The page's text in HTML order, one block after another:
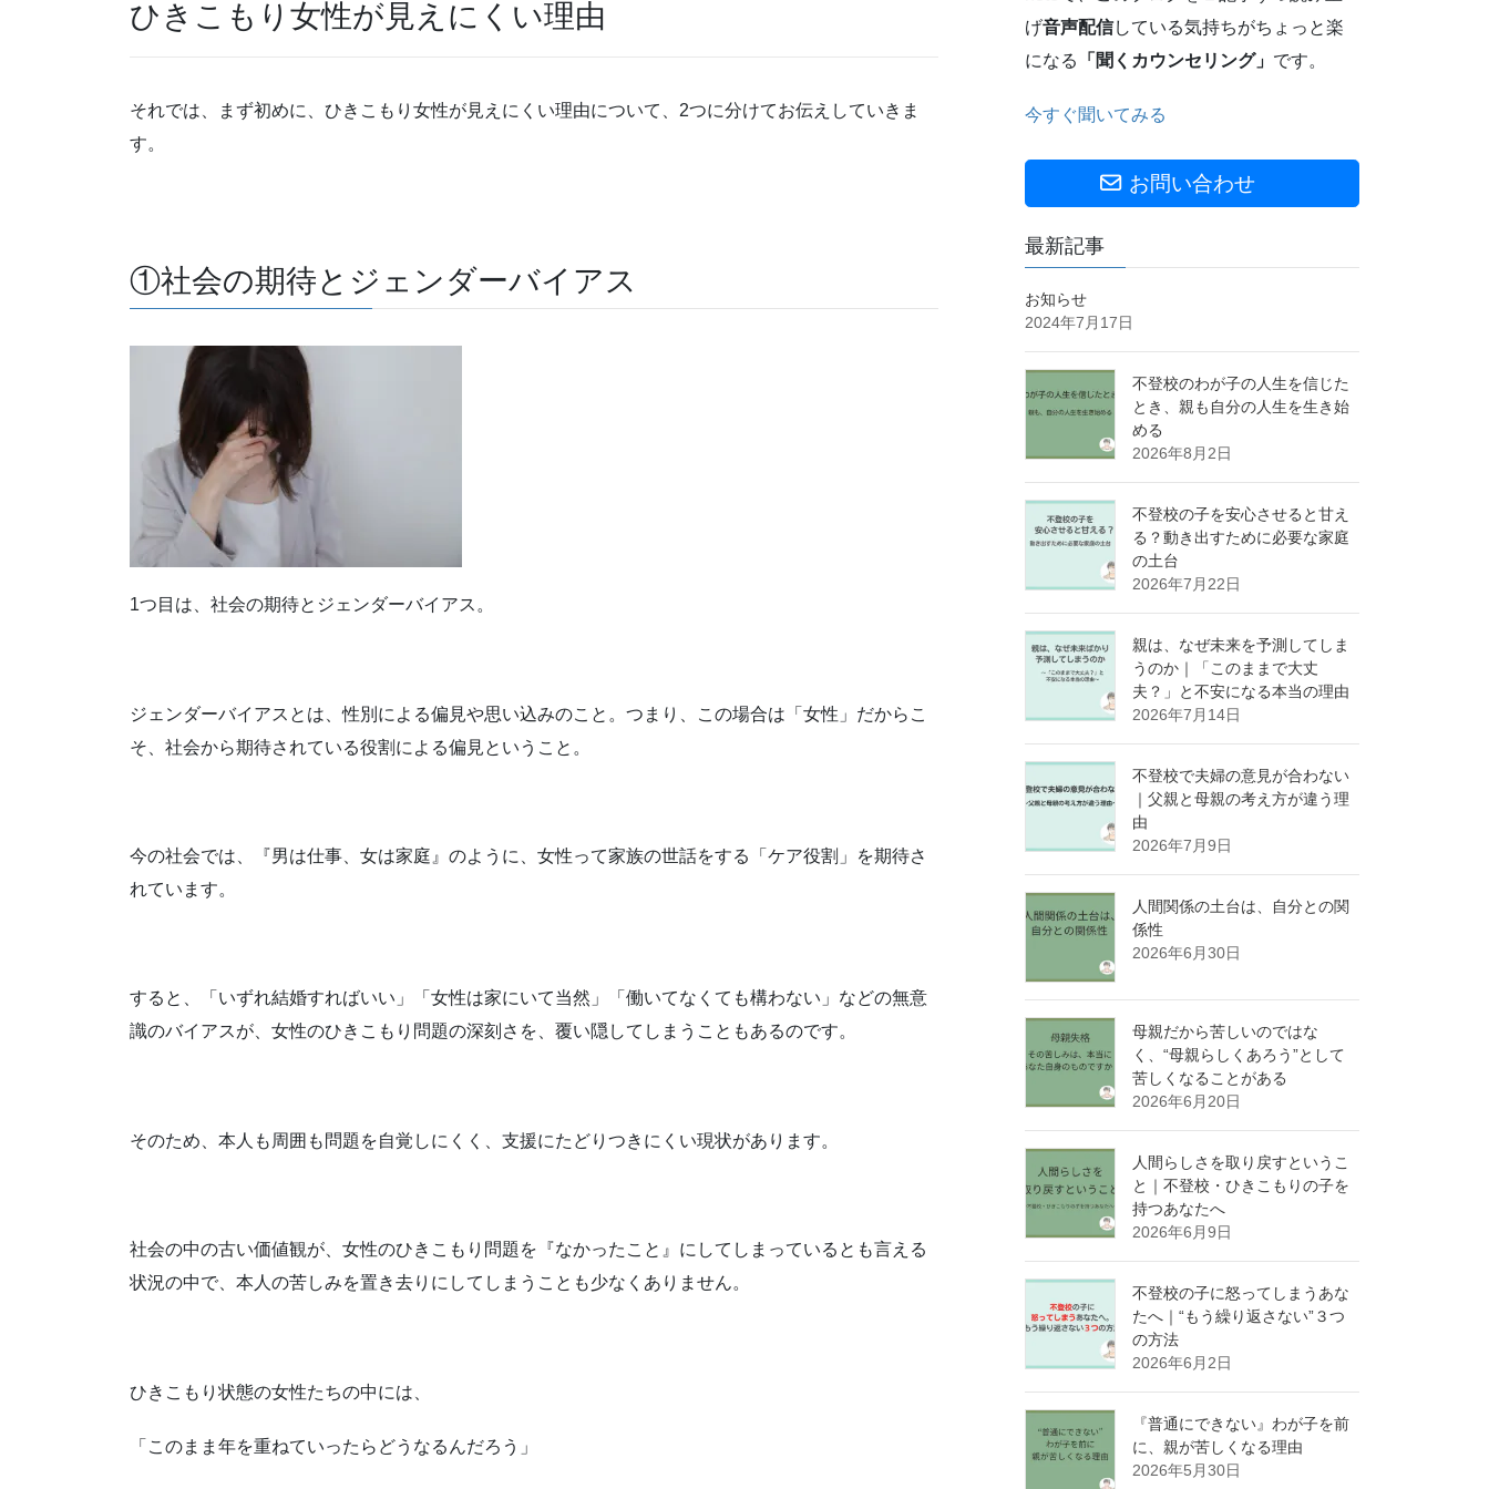
ひきこもり女性が見えにくい理由
それでは、まず初めに、ひきこもり女性が見えにくい理由について、2つに分けてお伝えしていきま
す。
①社会の期待とジェンダーバイアス
1つ目は、社会の期待とジェンダーバイアス。
ジェンダーバイアスとは、性別による偏見や思い込みのこと。つまり、この場合は「女性」だからこ
そ、社会から期待されている役割による偏見ということ。
今の社会では、『男は仕事、女は家庭』のように、女性って家族の世話をする「ケア役割」を期待さ
れています。
すると、「いずれ結婚すればいい」「女性は家にいて当然」「働いてなくても構わない」などの無意
識のバイアスが、女性のひきこもり問題の深刻さを、覆い隠してしまうこともあるのです。
そのため、本人も周囲も問題を自覚しにくく、支援にたどりつきにくい現状があります。
社会の中の古い価値観が、女性のひきこもり問題を『なかったこと』にしてしまっているとも言える
状況の中で、本人の苦しみを置き去りにしてしまうことも少なくありません。
ひきこもり状態の女性たちの中には、
「このまま年を重ねていったらどうなるんだろう」
げ音声配信している気持ちがちょっと楽
になる
「聞くカウンセリング」 です。
今すぐ聞いてみる
お問い合わせ
最新記事
お知らせ
2024年7月17日
不登校のわが子の人生を信じた
とき、親も自分の人生を生き始
める
2026年8月2日
不登校の子を安心させると甘え
る？動き出すために必要な家庭
の土台
2026年7月22日
親は、なぜ未来を予測してしま
うのか｜「このままで大丈
夫？」と不安になる本当の理由
2026年7月14日
不登校で夫婦の意見が合わない
｜父親と母親の考え方が違う理
由
2026年7月9日
人間関係の土台は、自分との関
係性
2026年6月30日
母親だから苦しいのではな
く、“母親らしくあろう”として
苦しくなることがある
2026年6月20日
人間らしさを取り戻すというこ
と｜不登校・ひきこもりの子を
持つあなたへ
2026年6月9日
不登校の子に怒ってしまうあな
たへ｜“もう繰り返さない”３つ
の方法
2026年6月2日
『普通にできない』わが子を前
に、親が苦しくなる理由
2026年5月30日